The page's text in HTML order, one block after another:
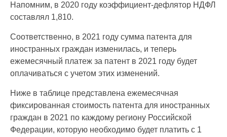
Напомним, в 2020 году коэффициент-дефлятор НДФЛ
составлял 1,810.
Соответственно, в 2021 году сумма патента для
иностранных граждан изменилась, и теперь
ежемесячный платеж за патент в 2021 году будет
оплачиваться с учетом этих изменений.
Ниже в таблице представлена ежемесячная
фиксированная стоимость патента для иностранных
граждан в 2021 по каждому региону Российской
Федерации, которую необходимо будет платить с 1